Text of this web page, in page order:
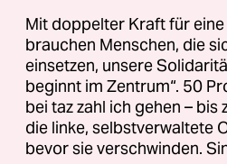
Mit doppelter Kraft für
brauchen Menschen, die
einsetzen, unsere
beginnt im Zentrum“. 50
bei taz zahl ich gehen –
die linke, selbstverwaltete
bevor sie verschwinden.